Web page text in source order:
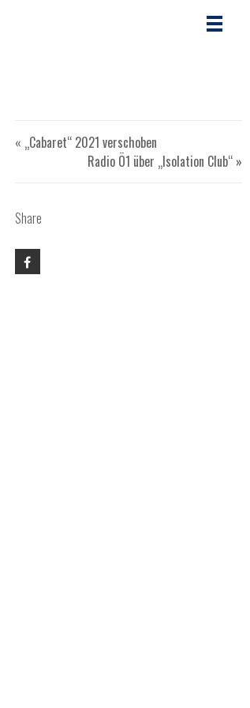
« „Cabaret“ 2021 verschoben
Radio Ö1 über „Isolation Club“ »
Share